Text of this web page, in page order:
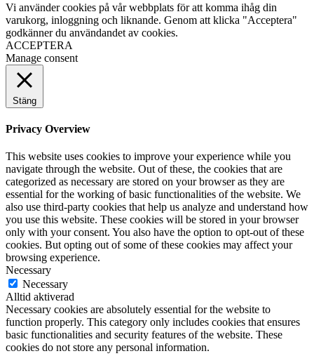
Vi använder cookies på vår webbplats för att komma ihåg din
varukorg, inloggning och liknande. Genom att klicka "Acceptera"
godkänner du användandet av cookies.
ACCEPTERA
Manage consent
Stäng
Privacy Overview
This website uses cookies to improve your experience while you
navigate through the website. Out of these, the cookies that are
categorized as necessary are stored on your browser as they are
essential for the working of basic functionalities of the website. We
also use third-party cookies that help us analyze and understand how
you use this website. These cookies will be stored in your browser
only with your consent. You also have the option to opt-out of these
cookies. But opting out of some of these cookies may affect your
browsing experience.
Necessary
Necessary
Alltid aktiverad
Necessary cookies are absolutely essential for the website to
function properly. This category only includes cookies that ensures
basic functionalities and security features of the website. These
cookies do not store any personal information.